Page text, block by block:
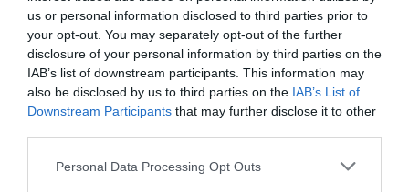
us or personal information disclosed to third parties prior to
your opt-out. You may separately opt-out of the further
disclosure of your personal information by third parties on the
IAB’s list of downstream participants. This information may
also be disclosed by us to third parties on the IAB’s List of
Downstream Participants that may further disclose it to other
Please note that this website/app uses one or more Google
Personal Data Processing Opt Outs